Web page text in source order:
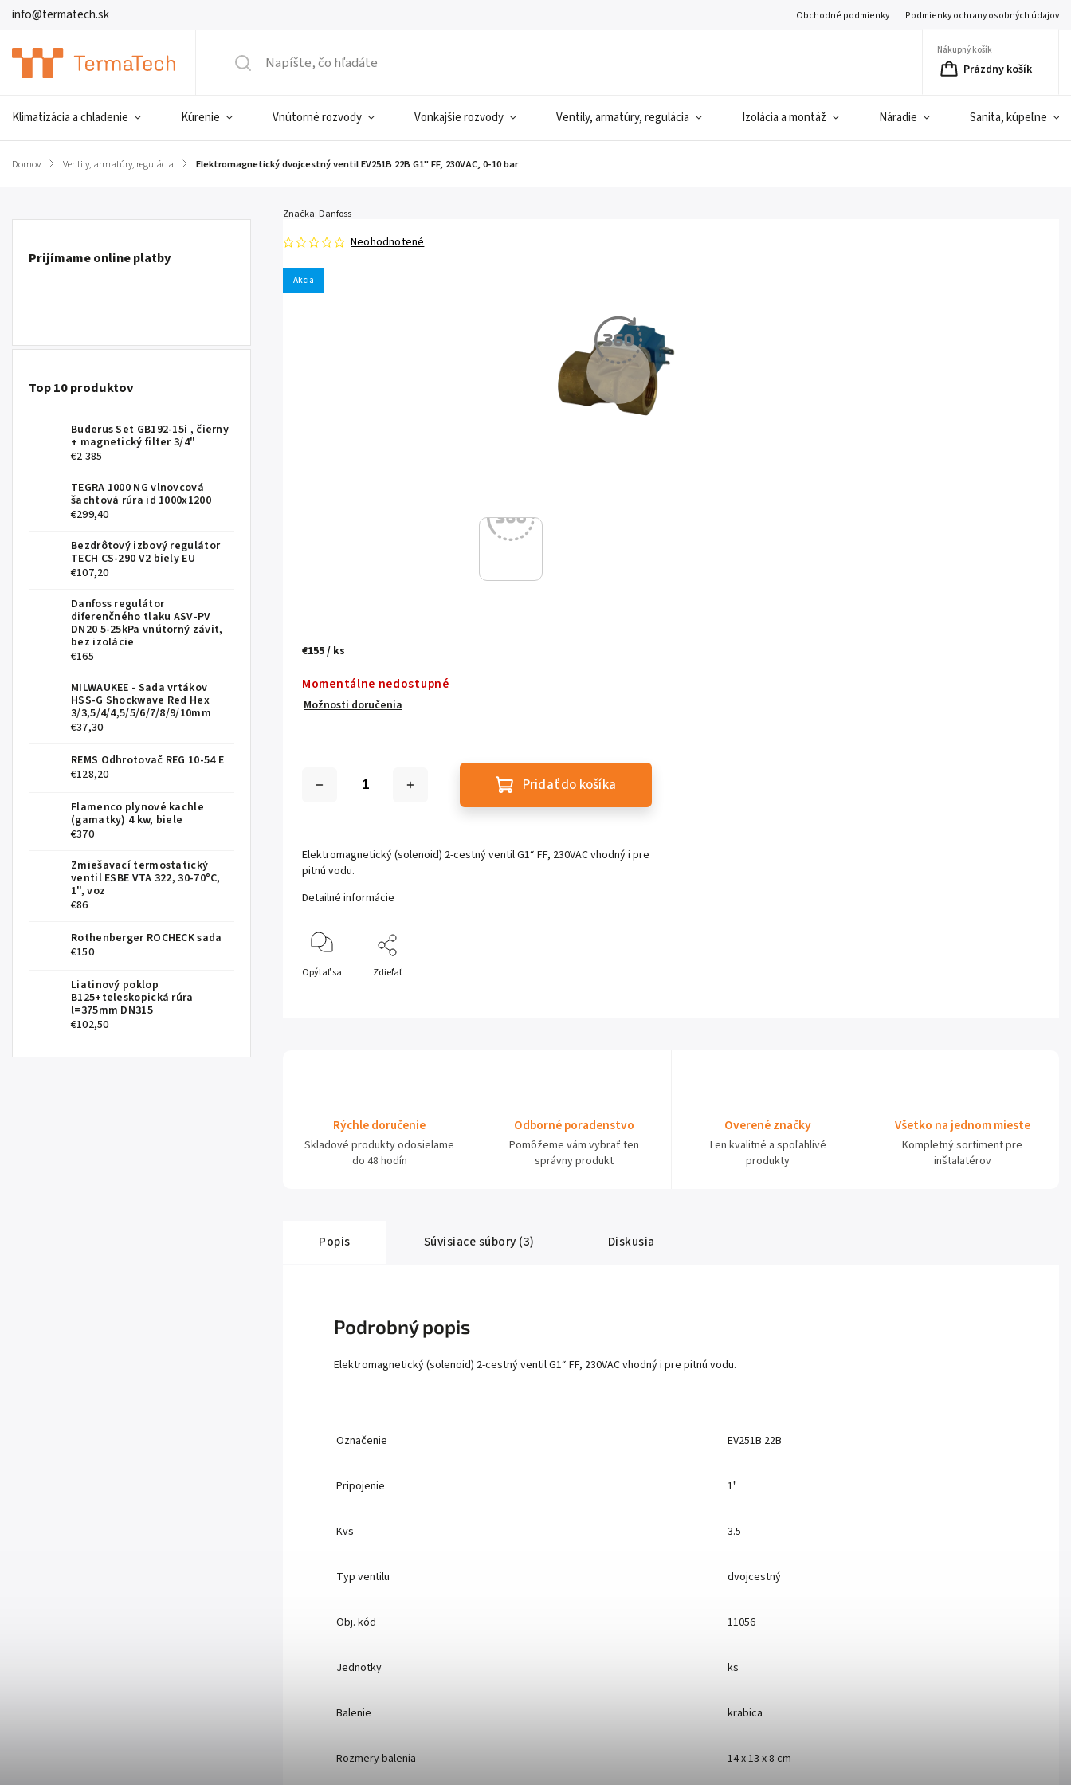
info@termatech.sk Obchodné podmienky Podmienky ochrany osobných údajov
Nákupný košík
Prázdny košík
Klimatizácia a chladenie Kúrenie Vnútorné rozvody Vonkajšie rozvody Ventily, armatúry, regulácia Izolácia a montáž Náradie Sanita, kúpeľne
Domov / Ventily, armatúry, regulácia / Elektromagnetický dvojcestný ventil EV251B 22B G1" FF, 230VAC, 0-10 bar
Prijímame online platby
Top 10 produktov
Buderus Set GB192-15i , čierny
+ magnetický filter 3/4"
€2 385
TEGRA 1000 NG vlnovcová
šachtová rúra id 1000x1200
€299,40
Bezdrôtový izbový regulátor
TECH CS-290 V2 biely EU
€107,20
Danfoss regulátor
diferenčného tlaku ASV-PV
DN20 5-25kPa vnútorný závit,
bez izolácie
€165
MILWAUKEE - Sada vrtákov
HSS-G Shockwave Red Hex
3/3,5/4/4,5/5/6/7/8/9/10mm
€37,30
REMS Odhrotovač REG 10-54 E
€128,20
Flamenco plynové kachle
(gamatky) 4 kw, biele
€370
Zmiešavací termostatický
ventil ESBE VTA 322, 30-70°C,
1", voz
€86
Rothenberger ROCHECK sada
€150
Liatinový poklop
B125+teleskopická rúra
l=375mm DN315
€102,50
Akcia
Neohodnotené
Značka: Danfoss
€155/ ks
Momentálne nedostupné
Možnosti doručenia
Pridať do košíka
Elektromagnetický (solenoid) 2-cestný ventil G1“ FF, 230VAC vhodný i pre
pitnú vodu.
Detailné informácie
Opýtať sa Zdieľať
Rýchle doručenie
Skladové produkty odosielame
do 48 hodín
Odborné poradenstvo
Pomôžeme vám vybrať ten
správny produkt
Overené značky
Len kvalitné a spoľahlivé
produkty
Všetko na jednom mieste
Kompletný sortiment pre
inštalatérov
Popis Súvisiace súbory (3) Diskusia
Podrobný popis
Elektromagnetický (solenoid) 2-cestný ventil G1“ FF, 230VAC vhodný i pre pitnú vodu.
Označenie EV251B 22B
Pripojenie 1"
Kvs 3.5
Typ ventilu dvojcestný
Obj. kód 11056
Jednotky ks
Balenie krabica
Rozmery balenia 14 x 13 x 8 cm